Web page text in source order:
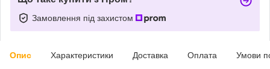
Замовлення під захистом
Опис Характеристики Доставка Оплата Умови